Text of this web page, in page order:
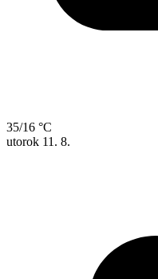
35/16 °C
utorok 11. 8.